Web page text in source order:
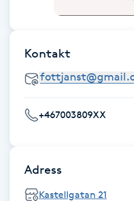
Fibromassage
Fillers
Fransar
Kontakt
+467003809XX
Adress
Kastellgatan 21